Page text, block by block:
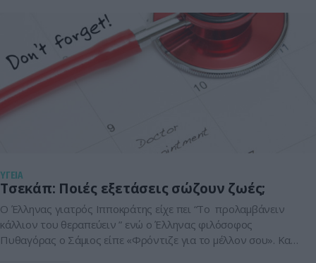
ΥΓΕΙΑ
Τσεκάπ: Ποιές εξετάσεις σώζουν ζωές;
Ο Έλληνας γιατρός Ιπποκράτης είχε πει “To προλαμβάνειν
κάλλιον του θεραπεύειν ” ενώ ο Έλληνας φιλόσοφος
Πυθαγόρας ο Σάμιος είπε «Φρόντιζε για το μέλλον σου». Και